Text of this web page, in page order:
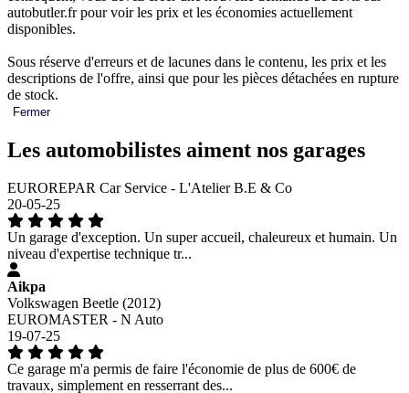
autobutler.fr pour voir les prix et les économies actuellement
disponibles.
Sous réserve d'erreurs et de lacunes dans le contenu, les prix et les
descriptions de l'offre, ainsi que pour les pièces détachées en rupture
de stock.
Fermer
Les automobilistes aiment nos garages
EUROREPAR Car Service - L'Atelier B.E & Co
20-05-25
Un garage d'exception. Un super accueil, chaleureux et humain. Un
niveau d'expertise technique tr...
Aikpa
Volkswagen Beetle (2012)
EUROMASTER - N Auto
19-07-25
Ce garage m'a permis de faire l'économie de plus de 600€ de
travaux, simplement en resserrant des...